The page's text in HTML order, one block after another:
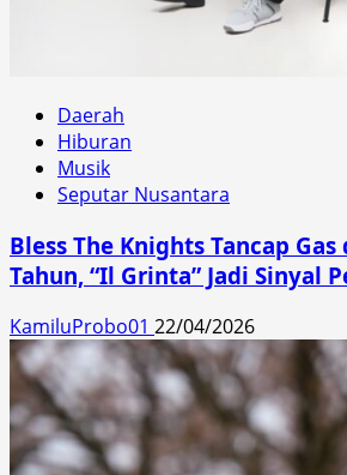
Daerah
Hiburan
Musik
Seputar Nusantara
Bless The Knights Tancap Gas
Tahun, “Il Grinta” Jadi Sinyal
KamiluProbo01 22/04/2026